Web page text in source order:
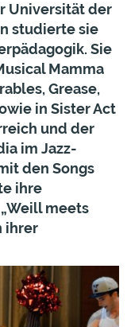
Universität der
studierte sie
Sie
Mamma
Grease,
in Sister Act
und der
im Jazz-
den Songs
ihre
meets
ihrer